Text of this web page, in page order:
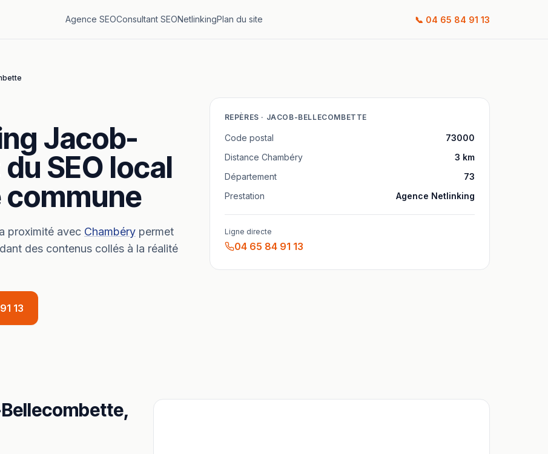
Agence SEOConsultant SEONetlinkingPlan du site 📞 04 65 84 91 13
Jacob-
du SEO local
commune
proximité avec Chambéry permet
des contenus collés à la réalité
13
REPÈRES · JACOB-BELLECOMBETTE
Code postal
73000
Distance Chambéry 3 km
Département
73
Prestation
Agence Netlinking
Ligne directe
04 65 84 91 13
,